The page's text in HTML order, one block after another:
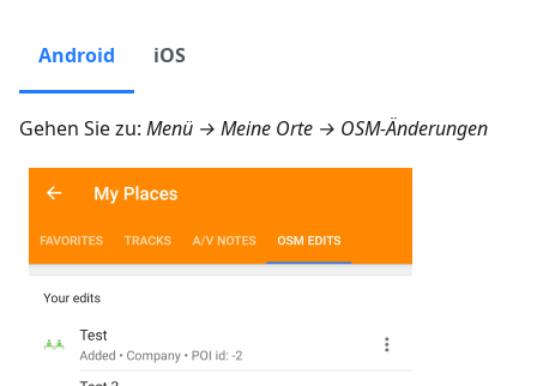
Android iOS
Gehen Sie zu: Menü → Meine Orte → OSM-Änderungen